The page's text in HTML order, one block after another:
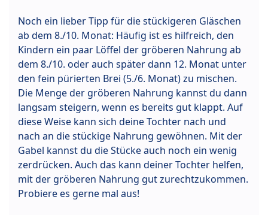
Noch ein lieber Tipp für die stückigeren Gläschen
ab dem 8./10. Monat: Häufig ist es hilfreich, den
Kindern ein paar Löffel der gröberen Nahrung ab
dem 8./10. oder auch später dann 12. Monat unter
den fein pürierten Brei (5./6. Monat) zu mischen.
Die Menge der gröberen Nahrung kannst du dann
langsam steigern, wenn es bereits gut klappt. Auf
diese Weise kann sich deine Tochter nach und
nach an die stückige Nahrung gewöhnen. Mit der
Gabel kannst du die Stücke auch noch ein wenig
zerdrücken. Auch das kann deiner Tochter helfen,
mit der gröberen Nahrung gut zurechtzukommen.
Probiere es gerne mal aus!